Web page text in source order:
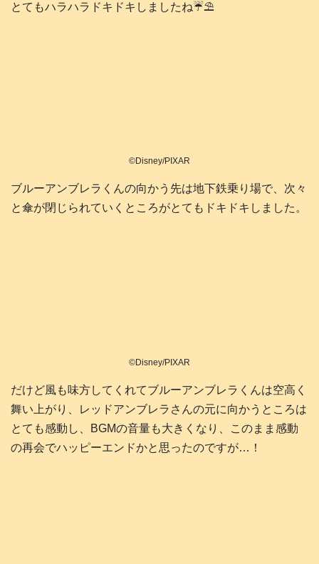
とてもハラハラドキドキしましたね☔️⛱️
©Disney/PIXAR
ブルーアンブレラくんの向かう先は地下鉄乗り場で、次々
と傘が閉じられていくところがとてもドキドキしました。
©Disney/PIXAR
だけど風も味方してくれてブルーアンブレラくんは空高く
舞い上がり、レッドアンブレラさんの元に向かうところは
とても感動し、BGMの音量も大きくなり、このまま感動
の再会でハッピーエンドかと思ったのですが…！